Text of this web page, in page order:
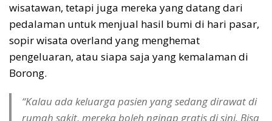
wisatawan, tetapi juga mereka yang datang dari
pedalaman untuk menjual hasil bumi di hari pasar,
sopir wisata overland yang menghemat
pengeluaran, atau siapa saja yang kemalaman di
Borong.
“Kalau ada keluarga pasien yang sedang dirawat di
rumah sakit, mereka boleh nginap gratis di sini. Bisa